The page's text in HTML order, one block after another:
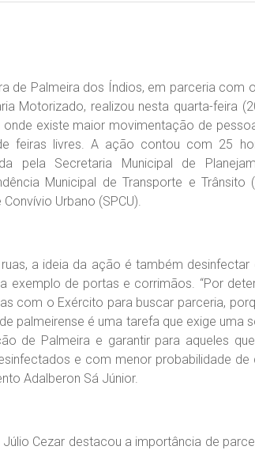
de Palmeira dos Índios, em parceria com
Motorizado, realizou nesta quarta-feira
onde existe maior movimentação de
feiras livres. A ação contou com 25
pela Secretaria Municipal de
Municipal de Transporte e
Urbano (SPCU).
a ideia da ação é também
exemplo de portas e corrimãos. “Por
com o Exército para buscar parceria,
palmeirense é uma tarefa que exige uma
de Palmeira e garantir para aqueles
e com menor probabilidade
Adalberon Sá Júnior.
Júlio Cezar destacou a importância de